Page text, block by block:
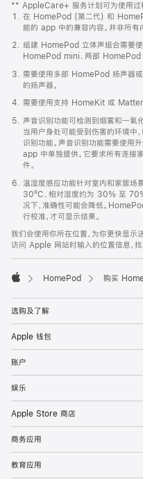
窗
口
中
打
开)
** AppleCare+ 服务计划可为使用过
在 HomePod (第二代) 和
能的 app 中的兼容内容。并非所有
组建 HomePod 立体声组合需要
HomePod mini、两部
需要使用多部 HomePod 扬声器
的扬声器。
需要使用支持 HomeKit 或 Matter
声音识别功能可检测到烟雾和一氧
当用户身处可能受到伤害的环境中
识别功能。声音识别功能需要使用
app 中单独提供。它要求所有连接
件。
温湿度感应功能针对室内和家居场
30ºC、相对湿度约为 30% 至
况下，准确性可能会降低。
行校准，才可显示结果。
我们会使用你所在位置，为你更快显示
访问 Apple 网站时输入的位置信息，找
HomePod 购买
选购及了解
Apple 钱包
账户
娱乐
Apple Store 商店
商务应用
教育应用